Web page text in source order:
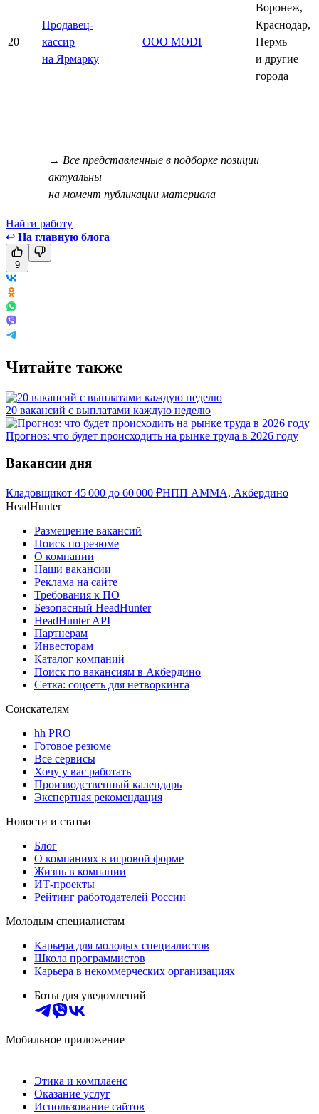
20
Продавец-
кассир
на Ярмарку
ООО MODI
Воронеж,
Краснодар,
Пермь
и другие
города
→ Все представленные в подборке позиции
актуальны
на момент публикации материала
Найти работу
↩ На главную блога
9
Читайте также
20 вакансий с выплатами каждую неделю
Прогноз: что будет происходить на рынке труда в 2026 году
Вакансии дня
Кладовщикот 45 000 до 60 000 ₽НПП АММА, Акбердино
HeadHunter
Размещение вакансий
Поиск по резюме
О компании
Наши вакансии
Реклама на сайте
Требования к ПО
Безопасный HeadHunter
HeadHunter API
Партнерам
Инвесторам
Каталог компаний
Поиск по вакансиям в Акбердино
Сетка: соцсеть для нетворкинга
Соискателям
hh PRO
Готовое резюме
Все сервисы
Хочу у вас работать
Производственный календарь
Экспертная рекомендация
Новости и статьи
Блог
О компаниях в игровой форме
Жизнь в компании
ИТ-проекты
Рейтинг работодателей России
Молодым специалистам
Карьера для молодых специалистов
Школа программистов
Карьера в некоммерческих организациях
Боты для уведомлений
Мобильное приложение
Этика и комплаенс
Оказание услуг
Использование сайтов